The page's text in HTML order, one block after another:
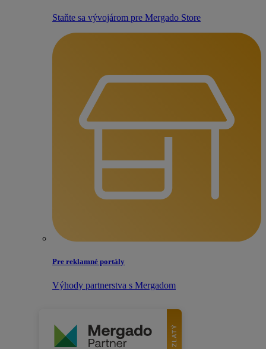
Staňte sa vývojárom pre Mergado Store
Pre reklamné portály
Výhody partnerstva s Mergadom